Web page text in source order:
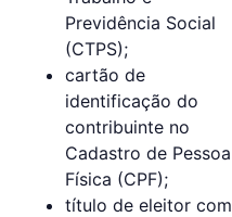
Previdência Social
(CTPS);
cartão de
identificação do
contribuinte no
Cadastro de Pessoa
Física (CPF);
título de eleitor com